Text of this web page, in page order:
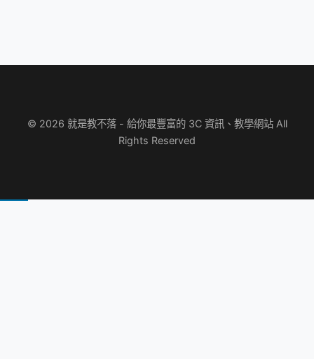
© 2026 就是教不落 - 給你最豐富的 3C 資訊、教學網站 All
Rights Reserved